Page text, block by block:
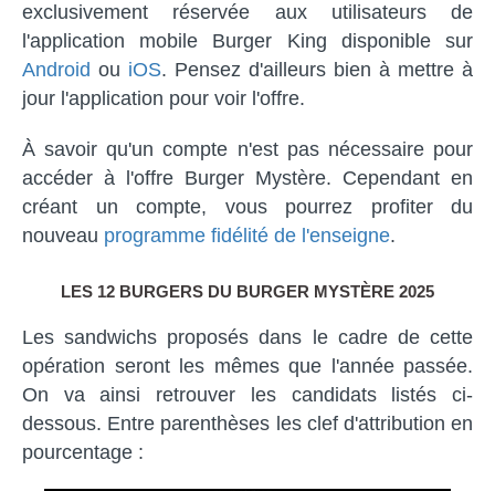
exclusivement réservée aux utilisateurs de
l'application mobile Burger King disponible sur
Android ou iOS. Pensez d'ailleurs bien à mettre à
jour l'application pour voir l'offre.
À savoir qu'un compte n'est pas nécessaire pour
accéder à l'offre Burger Mystère. Cependant en
créant un compte, vous pourrez profiter du
nouveau programme fidélité de l'enseigne.
LES 12 BURGERS DU BURGER MYSTÈRE 2025
Les sandwichs proposés dans le cadre de cette
opération seront les mêmes que l'année passée.
On va ainsi retrouver les candidats listés ci-
dessous. Entre parenthèses les clef d'attribution en
pourcentage :